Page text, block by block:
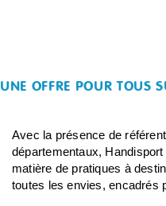
UNE OFFRE POUR TOUS
Avec la présence de
départementaux,
matière de pratiques à
toutes les envies, encadrés